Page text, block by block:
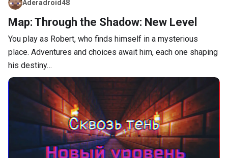
Aderadroid48
Map: Through the Shadow: New Level
You play as Robert, who finds himself in a mysterious
place. Adventures and choices await him, each one shaping
his destiny…